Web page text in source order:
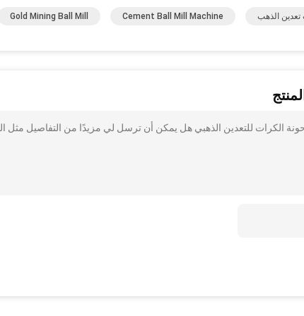
الذهب Cement Ball Mill Machine
Gold Mining Ball Mill
الكرات للتعدين الذهبي هل يمكن أن ترسل لي مزيدًا من التفاصيل مثل